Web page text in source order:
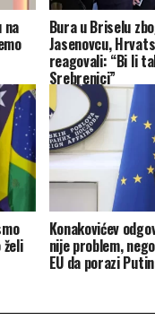
na Bura u Briselu
Jasenovcu,
reagovali: “Bi li
Srebrenici”
Konakovićev
nije problem,
EU da porazi